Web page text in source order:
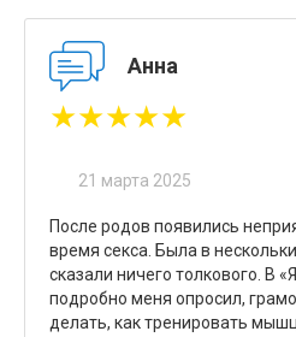
Анна
★★★★★
21 марта 2025
После родов появились
время секса. Была в
сказали ничего толкового. В
подробно меня опросил,
делать, как тренировать